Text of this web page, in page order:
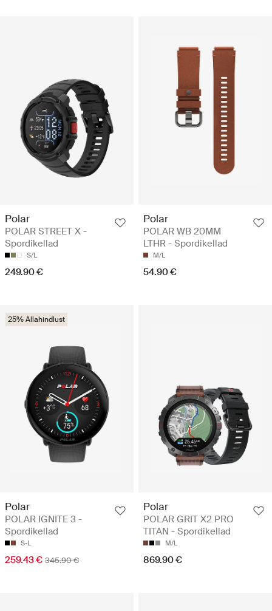
Polar
POLAR STREET X -
Spordikellad
S/L
249.90 €
Polar
POLAR WB 20MM
LTHR - Spordikellad
M/L
54.90 €
25% Allahindlust
Polar
POLAR IGNITE 3 -
Spordikellad
S-L
259.43 € 345.90 €
Polar
POLAR GRIT X2 PRO
TITAN - Spordikellad
M/L
869.90 €